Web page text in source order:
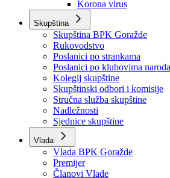
Izvještaj o radu
Izvještaj OC Uprave
Informacije o gripi H1N1
Korona virus
Skupština
Skupština BPK Goražde
Rukovodstvo
Poslanici po strankama
Poslanici po klubovima naroda
Kolegij skupštine
Skupštinski odbori i komisije
Stručna služba skupštine
Nadležnosti
Sjednice skupštine
Vlada